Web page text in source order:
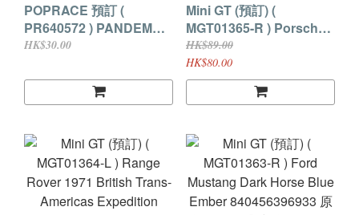
POPRACE 預訂 (
PR640572 ) PANDEM
QR32 BLUE NEW
預訂價HKD115 (現付訂金
HKD30貨到付差額)
HK$30.00
Mini GT (預訂) (
MGT01365-R ) Porsche
911 Carrera RS 2.7 Gulf
Blue with Black Livery
840456397060 原價
HKD89 預訂價HKD80
HK$89.00
HK$80.00